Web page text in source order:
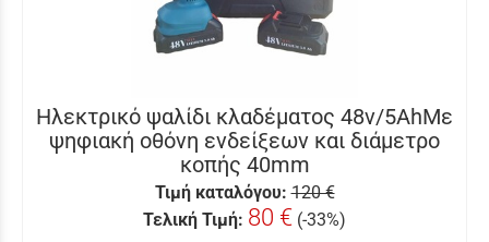
Ηλεκτρικό ψαλίδι κλαδέματος 48v/5AhΜε
ψηφιακή οθόνη ενδείξεων και διάμετρο
κοπής 40mm
Τιμή καταλόγου: 120 €
Τελική Τιμή: 80 € (-33%)